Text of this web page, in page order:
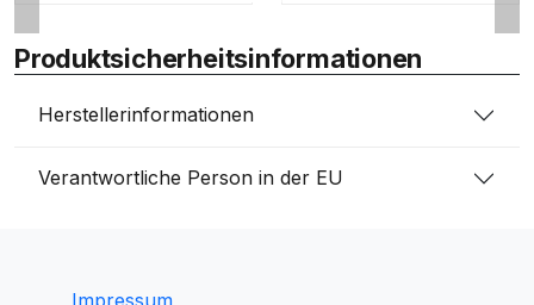
Produktsicherheitsinformationen
Herstellerinformationen
Verantwortliche Person in der EU
Impressum